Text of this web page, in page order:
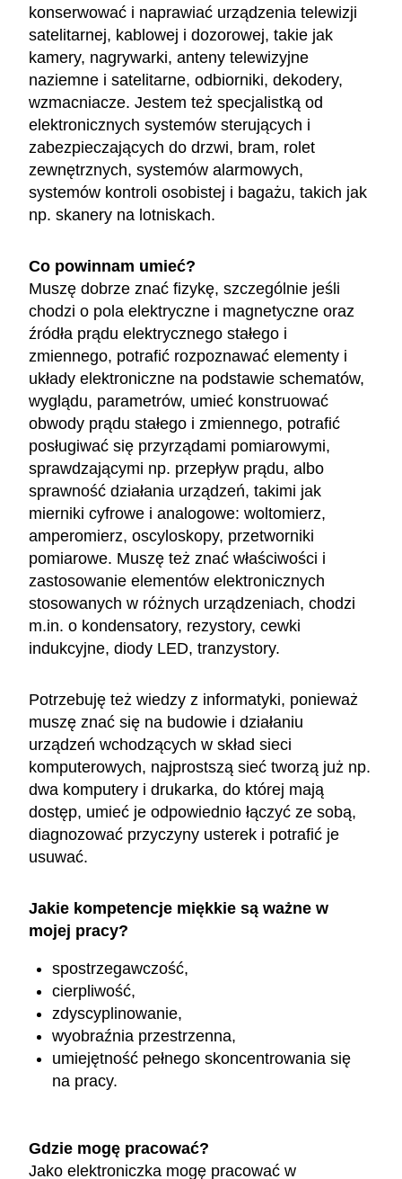
konserwować i naprawiać urządzenia telewizji
satelitarnej, kablowej i dozorowej, takie jak
kamery, nagrywarki, anteny telewizyjne
naziemne i satelitarne, odbiorniki, dekodery,
wzmacniacze. Jestem też specjalistką od
elektronicznych systemów sterujących i
zabezpieczających do drzwi, bram, rolet
zewnętrznych, systemów alarmowych,
systemów kontroli osobistej i bagażu, takich jak
np. skanery na lotniskach.
Co powinnam umieć?
Muszę dobrze znać fizykę, szczególnie jeśli
chodzi o pola elektryczne i magnetyczne oraz
źródła prądu elektrycznego stałego i
zmiennego, potrafić rozpoznawać elementy i
układy elektroniczne na podstawie schematów,
wyglądu, parametrów, umieć konstruować
obwody prądu stałego i zmiennego, potrafić
posługiwać się przyrządami pomiarowymi,
sprawdzającymi np. przepływ prądu, albo
sprawność działania urządzeń, takimi jak
mierniki cyfrowe i analogowe: woltomierz,
amperomierz, oscyloskopy, przetworniki
pomiarowe. Muszę też znać właściwości i
zastosowanie elementów elektronicznych
stosowanych w różnych urządzeniach, chodzi
m.in. o kondensatory, rezystory, cewki
indukcyjne, diody LED, tranzystory.
Potrzebuję też wiedzy z informatyki, ponieważ
muszę znać się na budowie i działaniu
urządzeń wchodzących w skład sieci
komputerowych, najprostszą sieć tworzą już np.
dwa komputery i drukarka, do której mają
dostęp, umieć je odpowiednio łączyć ze sobą,
diagnozować przyczyny usterek i potrafić je
usuwać.
Jakie kompetencje miękkie są ważne w
mojej pracy?
spostrzegawczość,
cierpliwość,
zdyscyplinowanie,
wyobraźnia przestrzenna,
umiejętność pełnego skoncentrowania się
na pracy.
Gdzie mogę pracować?
Jako elektroniczka mogę pracować w